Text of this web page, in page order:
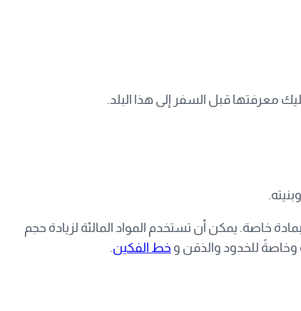
معرفتها قبل السفر إلى هذا البلد.
خاصة. يمكن أن تستخدم المواد المالئة لزيادة حجم
وخاصةً للخدود والذقن و خط الفكين.